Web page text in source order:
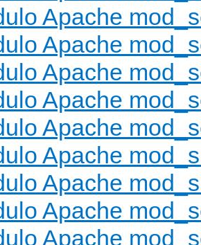
Apache
Apache
Apache
Apache
Apache
Apache
Apache
Apache
Apache